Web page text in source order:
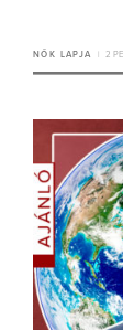
NŐK LAPJA 2